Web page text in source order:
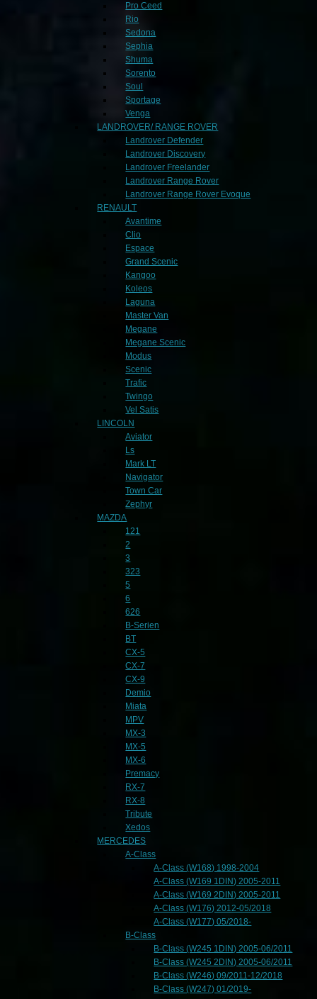
Pro Ceed
Rio
Sedona
Sephia
Shuma
Sorento
Soul
Sportage
Venga
LANDROVER/ RANGE ROVER
Landrover Defender
Landrover Discovery
Landrover Freelander
Landrover Range Rover
Landrover Range Rover Evoque
RENAULT
Avantime
Clio
Espace
Grand Scenic
Kangoo
Koleos
Laguna
Master Van
Megane
Megane Scenic
Modus
Scenic
Trafic
Twingo
Vel Satis
LINCOLN
Aviator
Ls
Mark LT
Navigator
Town Car
Zephyr
MAZDA
121
2
3
323
5
6
626
B-Serien
BT
CX-5
CX-7
CX-9
Demio
Miata
MPV
MX-3
MX-5
MX-6
Premacy
RX-7
RX-8
Tribute
Xedos
MERCEDES
A-Class
A-Class (W168) 1998-2004
A-Class (W169 1DIN) 2005-2011
A-Class (W169 2DIN) 2005-2011
A-Class (W176) 2012-05/2018
A-Class (W177) 05/2018-
B-Class
B-Class (W245 1DIN) 2005-06/2011
B-Class (W245 2DIN) 2005-06/2011
B-Class (W246) 09/2011-12/2018
B-Class (W247) 01/2019-